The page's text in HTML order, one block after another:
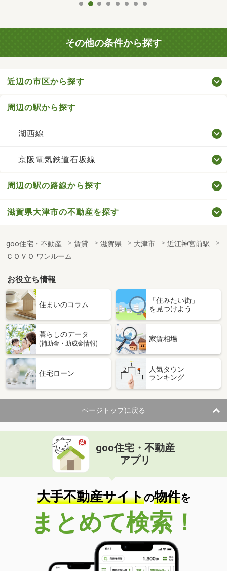
その他の条件から探す
近辺の市区から探す
周辺の駅から探す
湖西線
京阪電気鉄道石坂線
周辺の駅の路線から探す
滋賀県大津市の不動産を探す
goo住宅・不動産 賃貸 滋賀県 大津市
近江神宮前駅
ＣＯＶＯ ワンルーム
お役立ち情報
住まいのコラム
「住みたい街」
を見つけよう
暮らしのデータ
(補助金・助成金情報)
家賃相場
住宅ローン
人気タウン
ランキング
ページトップに戻る
goo住宅・不動産
アプリ
大手不動産サイトの物件を
まとめて検索！